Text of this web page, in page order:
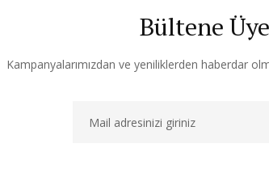
Bültene
Kampanyalarımızdan ve yeniliklerden haberdar